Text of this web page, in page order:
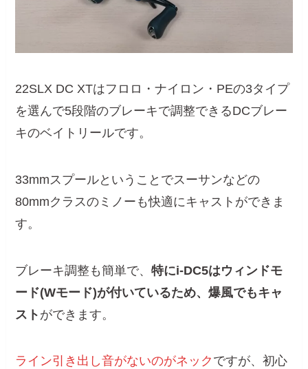
22SLX DC XTはフロロ・ナイロン・PEの3タイプ
を選んで5段階のブレーキで調整できるDCブレー
キのベイトリールです。
33mmスプールということでスーサンなどの
80mmクラスのミノーも快適にキャストができま
す。
ブレーキ調整も簡単で、特にi-DC5はウィンドモ
ード(Wモード)が付いているため、爆風でもキャ
スト ができます。
ライン引き出し音がないのがネック ですが、初心